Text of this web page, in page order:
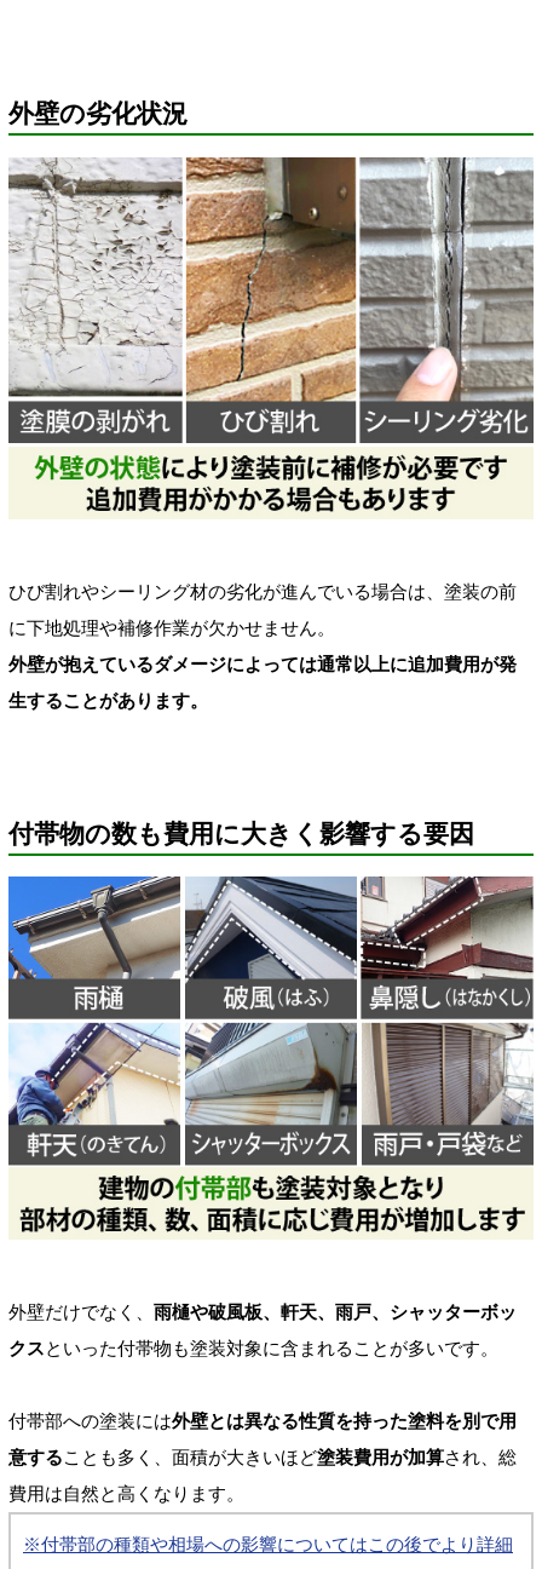
外壁の劣化状況
ひび割れやシーリング材の劣化が進んでいる場合は、塗装の前
に下地処理や補修作業が欠かせません。
外壁が抱えているダメージによっては通常以上に追加費用が発
生することがあります。
付帯物の数も費用に大きく影響する要因
外壁だけでなく、 雨樋や破風板、軒天、雨戸、シャッターボッ
クスといった付帯物も塗装対象に含まれることが多いです。
付帯部への塗装には外壁とは異なる性質を持った塗料を別で用
意することも多く、面積が大きいほど塗装費用が加算され、総
費用は自然と高くなります。
※付帯部の種類や相場への影響についてはこの後でより詳細